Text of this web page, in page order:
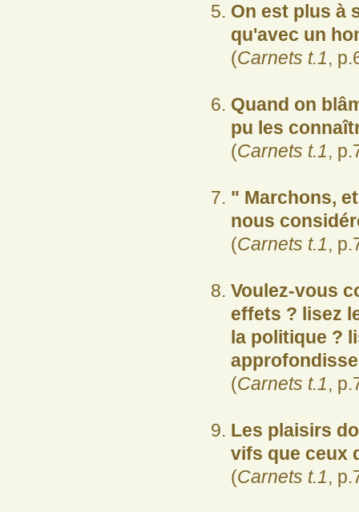
On est plus à
qu'avec un
(Carnets t.1,
Quand on
pu les
(Carnets t.1,
" Marchons,
nous
(Carnets t.1,
Voulez-vous
effets ? lisez
la politique ?
(Carnets t.1,
Les plaisirs
vifs que ceux
(Carnets t.1,